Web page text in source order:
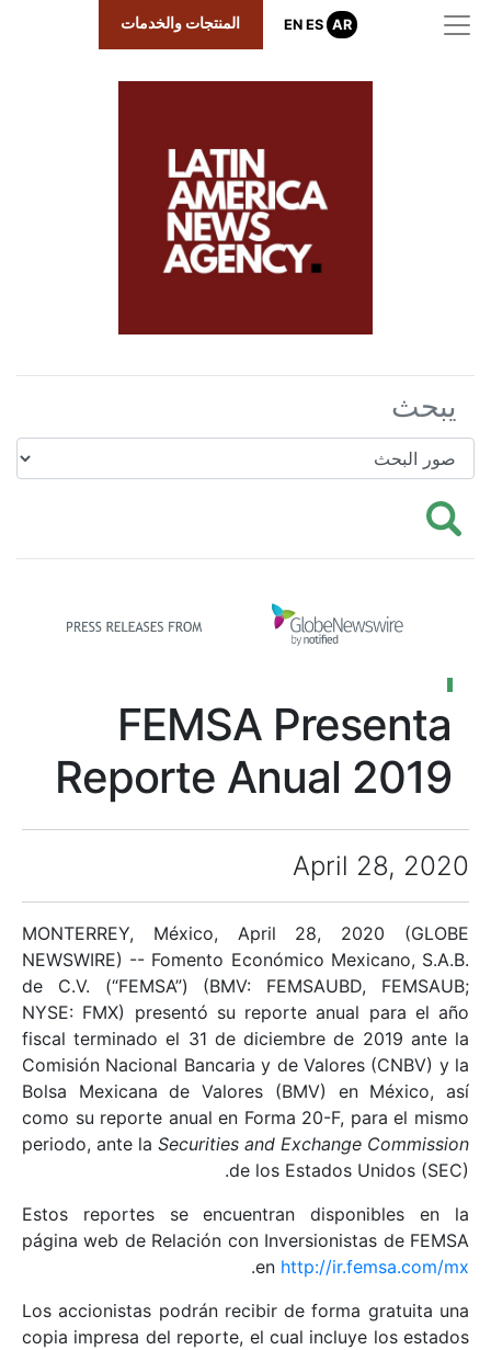
EN ES AR المنتجات والخدمات
FEMSA Presenta
Reporte Anual 2019
April 28, 2020
MONTERREY, México, April 28, 2020 (GLOBE
NEWSWIRE) -- Fomento Económico Mexicano, S.A.B.
de C.V. (“FEMSA”) (BMV: FEMSAUBD, FEMSAUB;
NYSE: FMX) presentó su reporte anual para el año
fiscal terminado el 31 de diciembre de 2019 ante la
Comisión Nacional Bancaria y de Valores (CNBV) y la
Bolsa Mexicana de Valores (BMV) en México, así
como su reporte anual en Forma 20-F, para el mismo
periodo, ante la Securities and Exchange Commission
de los Estados Unidos (SEC).
Estos reportes se encuentran disponibles en la
página web de Relación con Inversionistas de FEMSA
en http://ir.femsa.com/mx
.
Los accionistas podrán recibir de forma gratuita una
copia impresa del reporte, el cual incluye los estados